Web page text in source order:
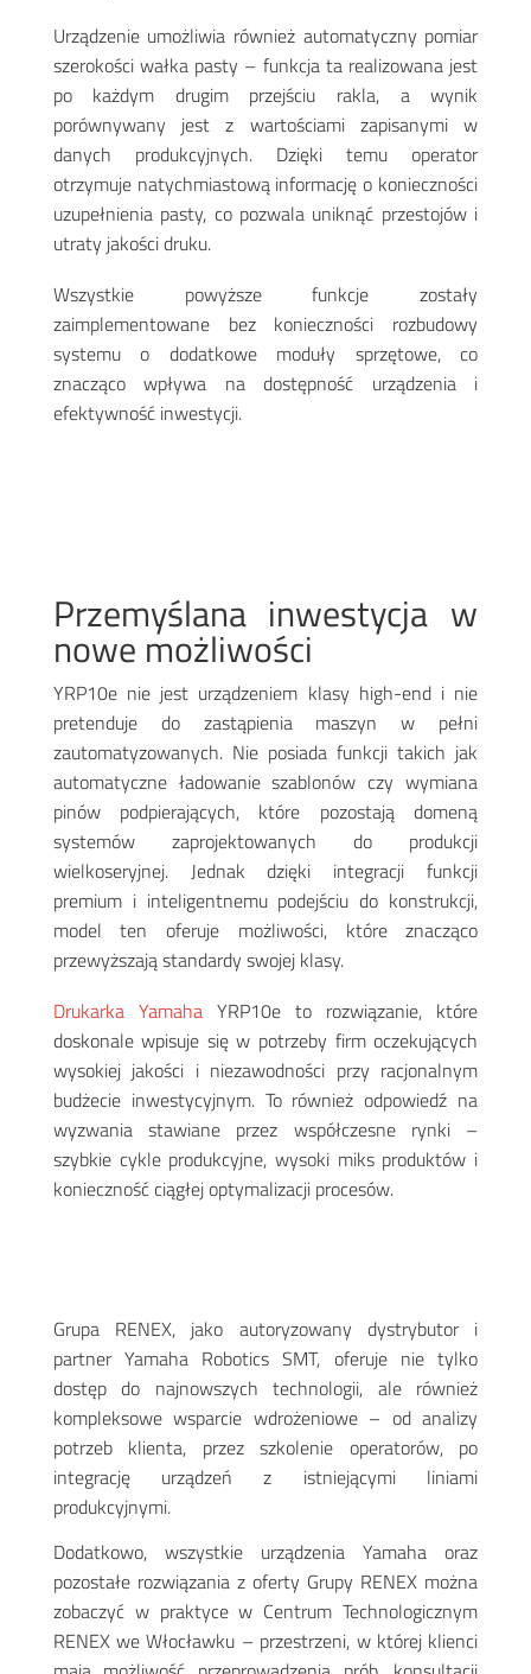
Urządzenie umożliwia również automatyczny pomiar
szerokości wałka pasty – funkcja ta realizowana jest
po każdym drugim przejściu rakla, a wynik
porównywany jest z wartościami zapisanymi w
danych produkcyjnych. Dzięki temu operator
otrzymuje natychmiastową informację o konieczności
uzupełnienia pasty, co pozwala uniknąć przestojów i
utraty jakości druku.
Wszystkie powyższe funkcje zostały
zaimplementowane bez konieczności rozbudowy
systemu o dodatkowe moduły sprzętowe, co
znacząco wpływa na dostępność urządzenia i
efektywność inwestycji.
Przemyślana inwestycja w
nowe możliwości
YRP10e nie jest urządzeniem klasy high-end i nie
pretenduje do zastąpienia maszyn w pełni
zautomatyzowanych. Nie posiada funkcji takich jak
automatyczne ładowanie szablonów czy wymiana
pinów podpierających, które pozostają domeną
systemów zaprojektowanych do produkcji
wielkoseryjnej. Jednak dzięki integracji funkcji
premium i inteligentnemu podejściu do konstrukcji,
model ten oferuje możliwości, które znacząco
przewyższają standardy swojej klasy.
Drukarka YamahaYRP10e to rozwiązanie, które
doskonale wpisuje się w potrzeby firm oczekujących
wysokiej jakości i niezawodności przy racjonalnym
budżecie inwestycyjnym. To również odpowiedź na
wyzwania stawiane przez współczesne rynki –
szybkie cykle produkcyjne, wysoki miks produktów i
konieczność ciągłej optymalizacji procesów.
Grupa RENEX, jako autoryzowany dystrybutor i
partner Yamaha Robotics SMT, oferuje nie tylko
dostęp do najnowszych technologii, ale również
kompleksowe wsparcie wdrożeniowe – od analizy
potrzeb klienta, przez szkolenie operatorów, po
integrację urządzeń z istniejącymi liniami
produkcyjnymi.
Dodatkowo, wszystkie urządzenia Yamaha oraz
pozostałe rozwiązania z oferty Grupy RENEX można
zobaczyć w praktyce w Centrum Technologicznym
RENEX we Włocławku – przestrzeni, w której klienci